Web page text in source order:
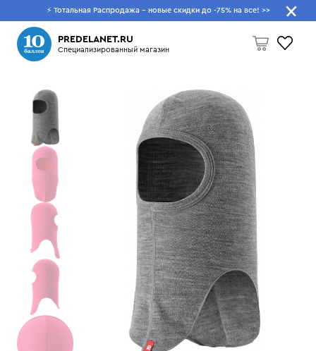
⚡ Тотальная Распродажа - новые скидки до -75% на все! >>
PREDELANET.RU
Специализированный магазин
Пусто
Что будем искать?